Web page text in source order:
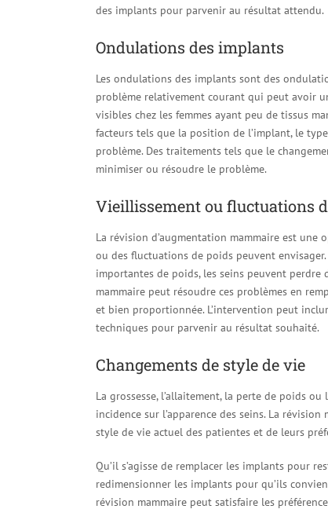
des implants pour parvenir au résultat attendu.
Ondulations des implants
Les ondulations des implants sont des
problème relativement courant qui peut avoir
visibles chez les femmes ayant peu de tissus
facteurs tels que la position de l’implant, le
problème. Des traitements tels que le
minimiser ou résoudre le problème.
Vieillissement ou fluctuations
La révision d’augmentation mammaire est
ou des fluctuations de poids peuvent
importantes de poids, les seins peuvent perdre
mammaire peut résoudre ces problèmes en
et bien proportionnée. L’intervention peut
techniques pour parvenir au résultat souhaité.
Changements de style de vie
La grossesse, l’allaitement, la perte de poids
incidence sur l’apparence des seins. La
style de vie actuel des patientes et de leurs
Qu’il s’agisse de remplacer les implants pour
redimensionner les implants pour qu’ils
révision mammaire peut satisfaire les